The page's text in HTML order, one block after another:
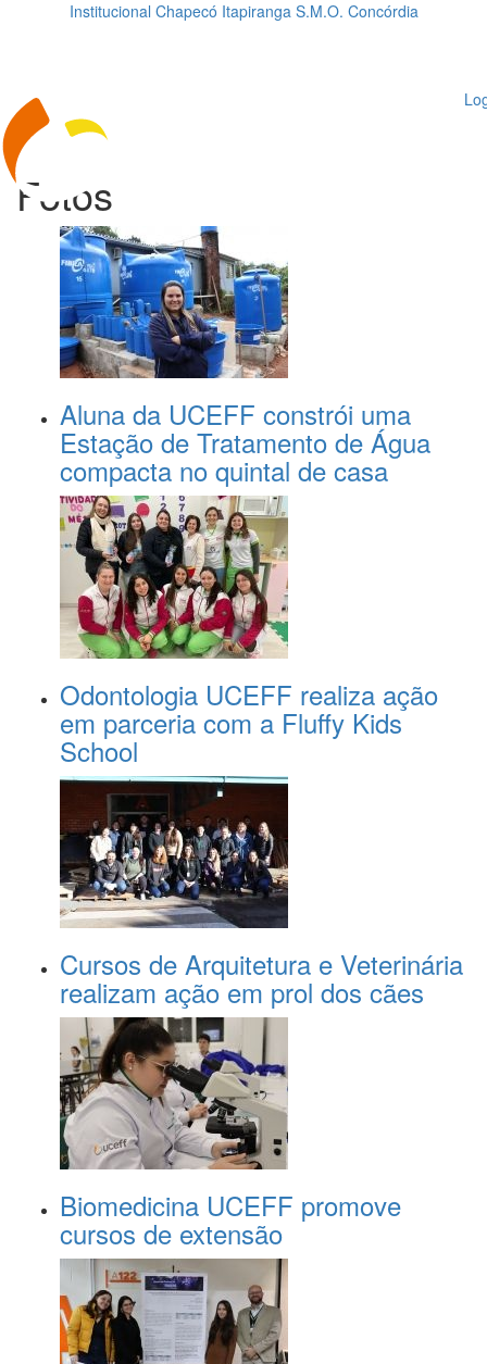
Institucional Chapecó Itapiranga S.M.O. Concórdia
Fotos
Aluna da UCEFF constrói uma
Estação de Tratamento de Água
compacta no quintal de casa
Odontologia UCEFF realiza ação
em parceria com a Fluffy Kids
School
Cursos de Arquitetura e Veterinária
realizam ação em prol dos cães
Biomedicina UCEFF promove
cursos de extensão